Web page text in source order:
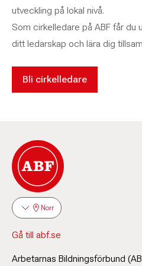
utveckling på lokal nivå.
Som cirkelledare på ABF får du
ditt ledarskap och lära dig
Bli cirkelledare
Norr
Gå till abf.se
Arbetarnas Bildningsförbund